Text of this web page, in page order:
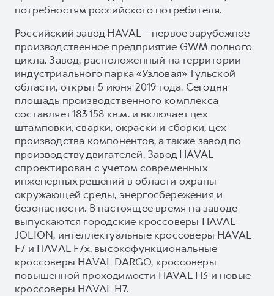
потребностям российского потребителя.
Российский завод HAVAL – первое зарубежное
производственное предприятие GWM полного
цикла. Завод, расположенный на территории
индустриального парка «Узловая» Тульской
области, открыт 5 июня 2019 года. Сегодня
площадь производственного комплекса
составляет 183 158 кв.м. и включает цех
штамповки, сварки, окраски и сборки, цех
производства компонентов, а также завод по
производству двигателей. Завод HAVAL
спроектирован с учетом современных
инженерных решений в области охраны
окружающей среды, энергосбережения и
безопасности. В настоящее время на заводе
выпускаются городские кроссоверы HAVAL
JOLION, интеллектуальные кроссоверы HAVAL
F7 и HAVAL F7x, высокофункциональные
кроссоверы HAVAL DARGO, кроссоверы
повышенной проходимости HAVAL H3 и новые
кроссоверы HAVAL H7.